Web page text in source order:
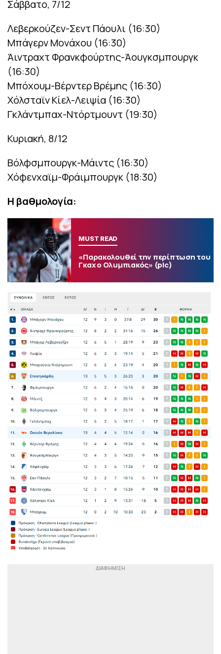
Σάββατο, 7/12
Λεβερκούζεν-Σεντ Πάουλι (16:30)
Μπάγερν Μονάχου (16:30)
Άιντραχτ Φρανκφούρτης-Άουγκσμπουργκ
(16:30)
Μπόχουμ-Βέρντερ Βρέμης (16:30)
Χόλσταϊν Κίελ-Λειψία (16:30)
Γκλάντμπαχ-Ντόρτμουντ (19:30)
Κυριακή, 8/12
Βόλφσμπουργκ-Μάιντς (16:30)
Χόφενχαϊμ-Φράιμπουργκ (18:30)
Η βαθμολογία:
MUST READ
«Παρακολουθεί την περίπτωση του
Γκαχ ο Ολυμπιακός» (pic)